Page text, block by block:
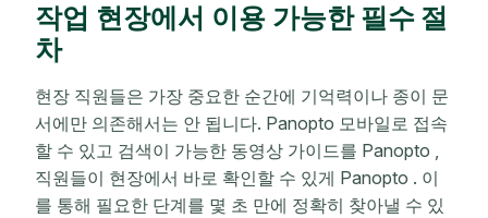
작업 현장에서 이용 가능한 필수 절
차
현장 직원들은 가장 중요한 순간에 기억력이나 종이 문
서에만 의존해서는 안 됩니다. Panopto 모바일로 접속
할 수 있고 검색이 가능한 동영상 가이드를 Panopto ,
직원들이 현장에서 바로 확인할 수 있게 Panopto . 이
를 통해 필요한 단계를 몇 초 만에 정확히 찾아낼 수 있